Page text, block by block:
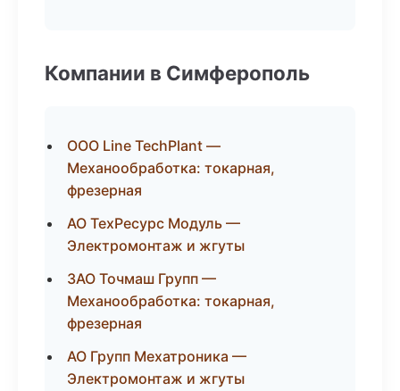
Компании в Симферополь
ООО Line TechPlant —
Механообработка: токарная,
фрезерная
АО ТехРесурс Модуль —
Электромонтаж и жгуты
ЗАО Точмаш Групп —
Механообработка: токарная,
фрезерная
АО Групп Мехатроника —
Электромонтаж и жгуты